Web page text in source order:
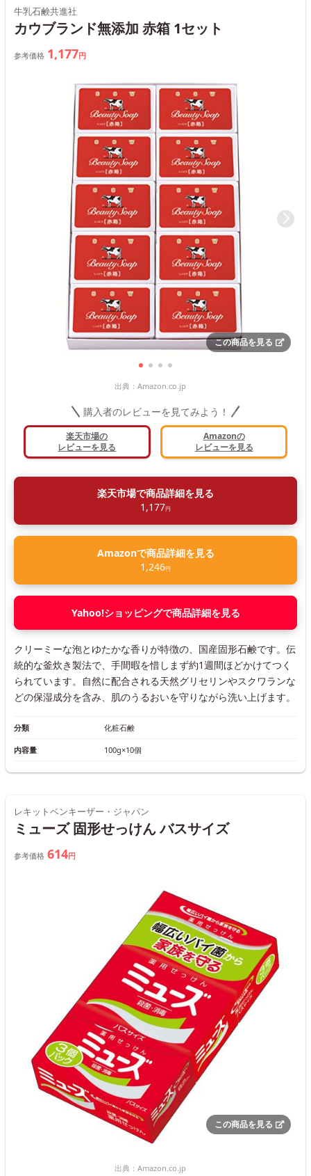
牛乳石鹸共進社
カウブランド無添加 赤箱 1セット
参考価格 1,177円
この商品を見る
出典： Amazon.co.jp
購入者のレビューを見てみよう！
楽天市場の
レビューを見る
Amazonの
レビューを見る
楽天市場で商品詳細を見る
1,177円
Amazonで商品詳細を見る
1,246円
Yahoo!ショッピングで商品詳細を見る
クリーミーな泡とゆたかな香りが特徴の、国産固形石鹸です。伝
統的な釜炊き製法で、手間暇を惜しまず約1週間ほどかけてつく
られています。自然に配合される天然グリセリンやスクワランな
どの保湿成分を含み、肌のうるおいを守りながら洗い上げます。
分類 化粧石鹸
内容量 100g×10個
レキットベンキーザー・ジャパン
ミューズ 固形せっけん バスサイズ
参考価格 614円
この商品を見る
出典： Amazon.co.jp